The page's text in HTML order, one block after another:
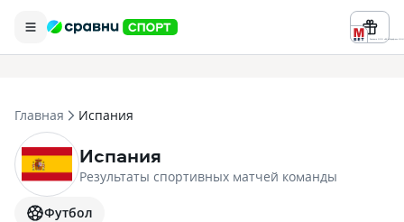
Реклама ООО «БК «Марафон» ИНН
Главная Испания
Испания
Результаты спортивных матчей команды
Футбол